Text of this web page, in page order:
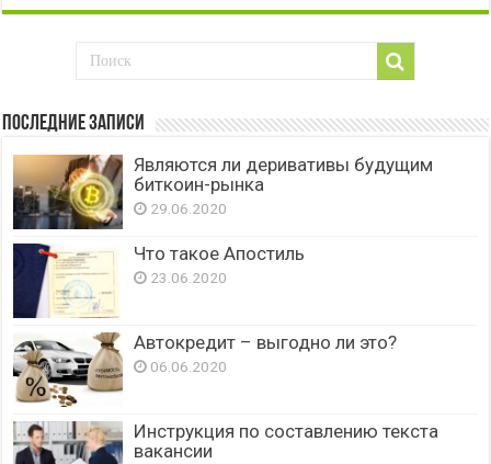
Последние записи
Являются ли деривативы будущим
биткоин-рынка
29.06.2020
Что такое Апостиль
23.06.2020
Автокредит – выгодно ли это?
06.06.2020
Инструкция по составлению текста
вакансии